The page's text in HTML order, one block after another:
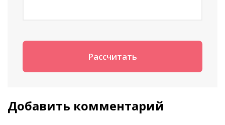
Добавить комментарий